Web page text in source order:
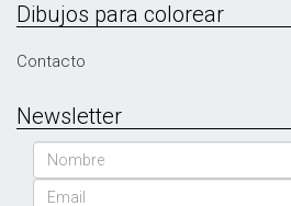
Dibujos para colorear
Contacto
Newsletter
Nombre
Email